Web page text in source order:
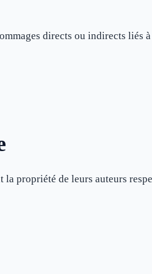
directs ou indirects liés
la propriété de leurs auteurs